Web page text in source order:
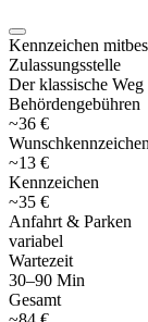
Kennzeichen
Zulassungsstelle
Der klassische Weg
Behördengebühren
~36 €
Wunschkennzeichen
~13 €
Kennzeichen
~35 €
Anfahrt & Parken
variabel
Wartezeit
30–90 Min
Gesamt